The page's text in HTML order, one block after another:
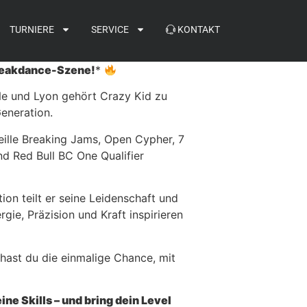
TURNIERE SERVICE KONTAKT
Szene!*
und Lyon gehört Crazy Kid zu
Breaking Jams, Open Cypher, 7
Red Bull BC One Qualifier
teilt er seine Leidenschaft und
Präzision und Kraft inspirieren
hast du die einmalige Chance, mit
Skills – und bring dein Level